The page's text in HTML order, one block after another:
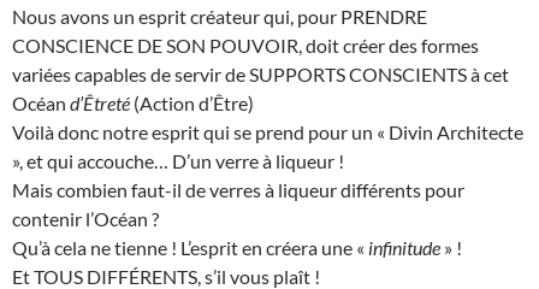
Nous avons un esprit créateur qui, pour PRENDRE
CONSCIENCE DE SON POUVOIR, doit créer des formes
variées capables de servir de SUPPORTS CONSCIENTS à cet
Océan d’Êtreté (Action d’Être)
Voilà donc notre esprit qui se prend pour un « Divin Architecte
», et qui accouche… D’un verre à liqueur !
Mais combien faut-il de verres à liqueur différents pour
contenir l’Océan ?
Qu’à cela ne tienne ! L’esprit en créera une « infinitude » !
Et TOUS DIFFÉRENTS, s’il vous plaît !